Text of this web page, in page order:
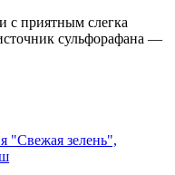
с приятным слегка
сульфорафана —